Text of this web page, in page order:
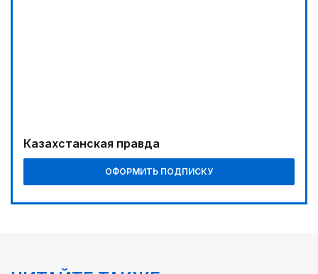
Казахстанская правда
ОФОРМИТЬ ПОДПИСКУ